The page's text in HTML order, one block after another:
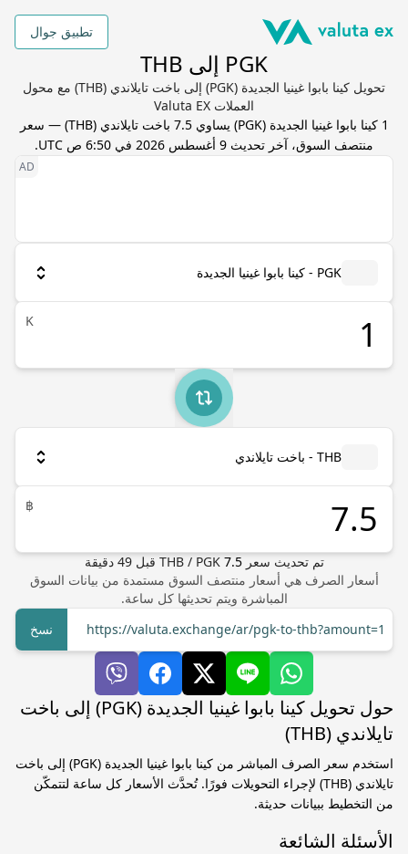
تطبيق جوال
PGK إلى THB
تحويل كينا بابوا غينيا الجديدة (PGK) إلى باخت تايلاندي (THB) مع محول
العملات Valuta EX
1 كينا بابوا غينيا الجديدة (
PGK) يساوي7.5 باخت تايلاندي (
THB) — سعر
منتصف السوق، آخر تحديث 9 أغسطس 2026 في 6:50 ص UTC .
PGK - كينا بابوا غينيا الجديدة
K
THB - باخت تايلاندي
฿
تم تحديث سعر THB/ PGK 7.5 قبل49 دقيقة
أسعار الصرف هي أسعار منتصف السوق مستمدة من بيانات السوق
المباشرة ويتم تحديثها كل ساعة.
https://valuta.exchange/ar/pgk-to-thb?amount=1
نسخ
حول تحويل كينا بابوا غينيا الجديدة (PGK) إلى باخت
تايلاندي (THB)
استخدم سعر الصرف المباشر من كينا بابوا غينيا الجديدة (PGK) إلى باخت
تايلاندي (THB) لإجراء التحويلات فورًا. تُحدَّث الأسعار كل ساعة لتتمكّن
من التخطيط ببيانات حديثة.
الأسئلة الشائعة